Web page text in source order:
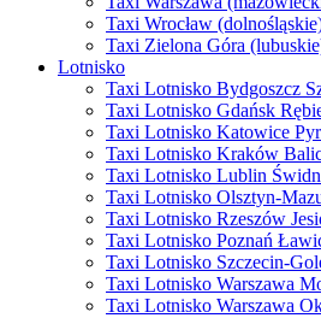
Taxi Wrocław
Taxi Zielona Góra
Lotnisko
Taxi Lotnisko Bydgoszcz
Taxi Lotnisko Gdańsk
Taxi Lotnisko Katowice
Taxi Lotnisko Kraków
Taxi Lotnisko Lublin
Taxi Lotnisko Olsztyn-
Taxi Lotnisko Rzeszów
Taxi Lotnisko Poznań
Taxi Lotnisko Szczecin-
Taxi Lotnisko Warszawa
Taxi Lotnisko Warszawa